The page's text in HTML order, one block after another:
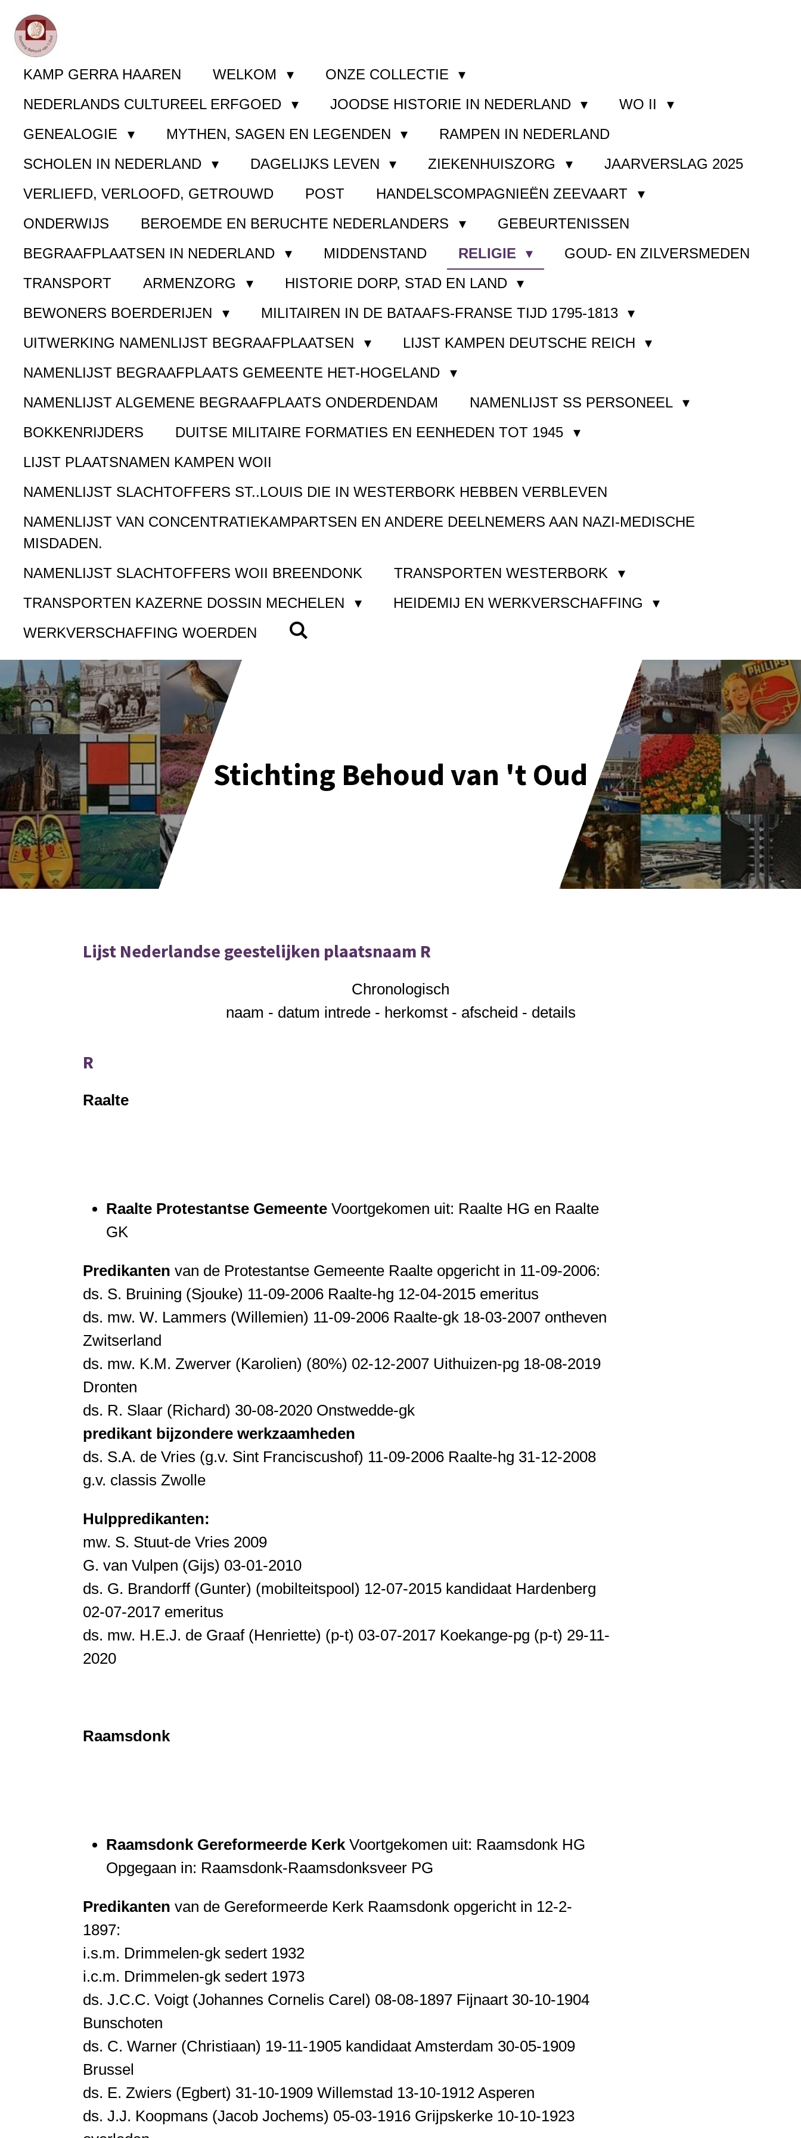
Ga
direct
naar
hoofdinhoud
KAMP GERRA HAAREN WELKOM
ONZE COLLECTIE
NEDERLANDS CULTUREEL ERFGOED
JOODSE HISTORIE IN NEDERLAND
WO II
GENEALOGIE
MYTHEN, SAGEN EN LEGENDEN
RAMPEN IN NEDERLAND
SCHOLEN IN NEDERLAND
DAGELIJKS LEVEN ZIEKENHUISZORG
JAARVERSLAG 2025
VERLIEFD, VERLOOFD, GETROUWD
POST
HANDELSCOMPAGNIEËN ZEEVAART
ONDERWIJS
BEROEMDE EN BERUCHTE NEDERLANDERS
GEBEURTENISSEN
BEGRAAFPLAATSEN IN NEDERLAND
MIDDENSTAND RELIGIE
GOUD- EN ZILVERSMEDEN
TRANSPORT
ARMENZORG
HISTORIE DORP, STAD EN LAND
BEWONERS BOERDERIJEN
MILITAIREN IN DE BATAAFS-FRANSE TIJD 1795-1813
UITWERKING NAMENLIJST BEGRAAFPLAATSEN
LIJST KAMPEN DEUTSCHE REICH
NAMENLIJST BEGRAAFPLAATS GEMEENTE HET-HOGELAND
NAMENLIJST ALGEMENE BEGRAAFPLAATS ONDERDENDAM
NAMENLIJST SS PERSONEEL
BOKKENRIJDERS
DUITSE MILITAIRE FORMATIES EN EENHEDEN TOT 1945
LIJST PLAATSNAMEN KAMPEN WOII
NAMENLIJST SLACHTOFFERS ST..LOUIS DIE IN WESTERBORK HEBBEN VERBLEVEN
NAMENLIJST VAN CONCENTRATIEKAMPARTSEN EN ANDERE DEELNEMERS AAN NAZI-MEDISCHE
MISDADEN.
NAMENLIJST SLACHTOFFERS WOII BREENDONK
TRANSPORTEN WESTERBORK
TRANSPORTEN KAZERNE DOSSIN MECHELEN
HEIDEMIJ EN WERKVERSCHAFFING
WERKVERSCHAFFING WOERDEN
Stichting Behoud van 't Oud
Lijst Nederlandse geestelijken plaatsnaam R
Chronologisch
naam - datum intrede - herkomst - afscheid - details
R
Raalte
Raalte Protestantse Gemeente Voortgekomen uit: Raalte HG en Raalte
GK
Predikanten van de Protestantse Gemeente Raalte opgericht in 11-09-2006:
ds. S. Bruining (Sjouke) 11-09-2006 Raalte-hg 12-04-2015 emeritus
ds. mw. W. Lammers (Willemien) 11-09-2006 Raalte-gk 18-03-2007 ontheven
Zwitserland
ds. mw. K.M. Zwerver (Karolien) (80%) 02-12-2007 Uithuizen-pg 18-08-2019
Dronten
ds. R. Slaar (Richard) 30-08-2020 Onstwedde-gk
predikant bijzondere werkzaamheden
ds. S.A. de Vries (g.v. Sint Franciscushof) 11-09-2006 Raalte-hg 31-12-2008
g.v. classis Zwolle
Hulppredikanten:
mw. S. Stuut-de Vries 2009
G. van Vulpen (Gijs) 03-01-2010
ds. G. Brandorff (Gunter) (mobilteitspool) 12-07-2015 kandidaat Hardenberg
02-07-2017 emeritus
ds. mw. H.E.J. de Graaf (Henriette) (p-t) 03-07-2017 Koekange-pg (p-t) 29-11-
2020
Raamsdonk
Raamsdonk Gereformeerde Kerk Voortgekomen uit: Raamsdonk HG
Opgegaan in: Raamsdonk-Raamsdonksveer PG
Predikanten van de Gereformeerde Kerk Raamsdonk opgericht in 12-2-
1897:
i.s.m. Drimmelen-gk sedert 1932
i.c.m. Drimmelen-gk sedert 1973
ds. J.C.C. Voigt (Johannes Cornelis Carel) 08-08-1897 Fijnaart 30-10-1904
Bunschoten
ds. C. Warner (Christiaan) 19-11-1905 kandidaat Amsterdam 30-05-1909
Brussel
ds. E. Zwiers (Egbert) 31-10-1909 Willemstad 13-10-1912 Asperen
ds. J.J. Koopmans (Jacob Jochems) 05-03-1916 Grijpskerke 10-10-1923